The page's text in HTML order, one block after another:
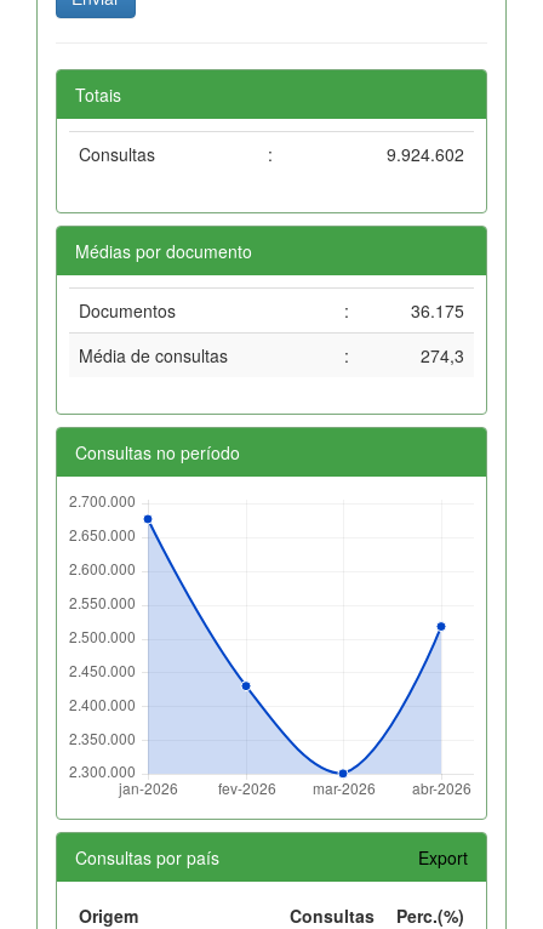
Totais
Consultas : 9.924.602
Médias por documento
Documentos :
36.175
Média de consultas
: 274,3
Consultas no período
Consultas por país Export
Origem Consultas
Perc.(%)